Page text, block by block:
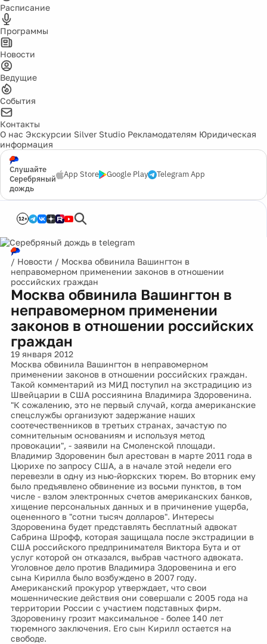
Расписание
Программы
Новости
Ведущие
События
Контакты
О нас Экскурсии Silver Studio Рекламодателям Юридическая
информация
Слушайте
Серебряный
дождь
App Store Google Play Telegram App
12+
/ Новости / Москва обвинила Вашингтон в
неправомерном применении законов в отношении
российских граждан
Москва обвинила Вашингтон в
неправомерном применении
законов в отношении российских
граждан
19 января 2012
Москва обвинила Вашингтон в неправомерном
применении законов в отношении российских граждан.
Такой комментарий из МИД поступил на экстрадицию из
Швейцарии в США россиянина Владимира Здоровенина.
"К сожалению, это не первый случай, когда американские
спецслужбы организуют задержание наших
соотечественников в третьих странах, зачастую по
сомнительным основаниям и используя метод
провокации", - заявили на Смоленской площади.
Владимир Здоровенин был арестован в марте 2011 года в
Цюрихе по запросу США, а в начале этой недели его
перевезли в одну из нью-йоркских тюрем. Во вторник ему
было предъявлено обвинение из восьми пунктов, в том
числе - взлом электронных счетов американских банков,
хищение персональных данных и в причинение ущерба,
оцененного в "сотни тысяч долларов". Интересы
Здоровенина будет представлять бесплатный адвокат
Сабрина Шрофф, которая защищала после экстрадиции в
США российского предпринимателя Виктора Бута и от
услуг которой он отказался, выбрав частного адвоката.
Уголовное дело против Владимира Здоровенина и его
сына Кирилла было возбуждено в 2007 году.
Американский прокурор утверждает, что свои
мошеннические действия они совершали с 2005 года на
территории России с участием подставных фирм.
Здоровенину грозит максимальное - более 140 лет
тюремного заключения. Его сын Кирилл остается на
свободе.